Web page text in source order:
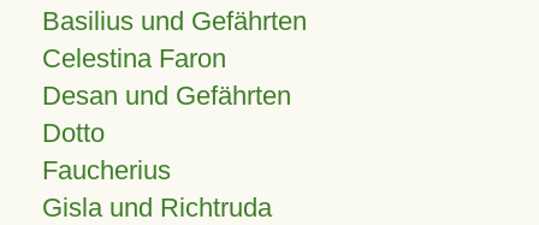
Basilius und Gefährten
Celestina Faron
Desan und Gefährten
Dotto
Faucherius
Gisla und Richtruda